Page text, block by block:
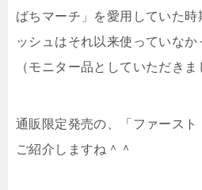
ばちマーチ」を愛用していた時
ッシュはそれ以来使っていな
（モニター品としていただきま
通販限定発売の、「ファースト
ご紹介しますね＾＾